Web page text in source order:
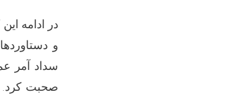
در ادامه
و
سداد آمر
صحبت کرد.